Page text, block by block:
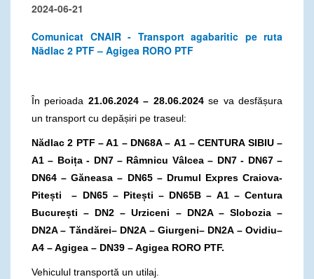
2024-06-21
Comunicat CNAIR - Transport agabaritic pe ruta
Nădlac 2 PTF – Agigea RORO PTF
În perioada 21.06.2024 – 28.06.2024se va desfășura
un transport cu depășiri pe traseul:
Nădlac 2 PTF – A1 – DN68A – A1 – CENTURA SIBIU –
A1 – Boița - DN7 – Râmnicu Vâlcea – DN7 - DN67 –
DN64 – Găneasa – DN65 – Drumul Expres Craiova-
Pitești – DN65 – Pitești – DN65B – A1 – Centura
București – DN2 – Urziceni – DN2A – Slobozia –
DN2A – Tăndărei– DN2A – Giurgeni– DN2A – Ovidiu–
A4 – Agigea – DN39 – Agigea RORO PTF.
Vehiculul transportă un utilaj.